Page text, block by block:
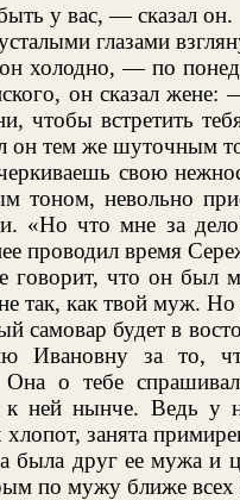
у вас, — сказал он.
глазами
холодно, — по
он сказал
чтобы встретить
он тем же шуточным
свою
тоном, невольно
«Но что мне за
проводил время
что он был
так, как твой муж.
самовар будет в
Ивановну за то,
Она о тебе
к ней нынче. Ведь у
хлопот, занята
была друг ее мужа и
по мужу ближе